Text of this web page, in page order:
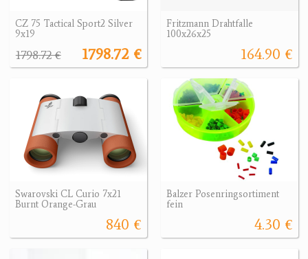
CZ 75 Tactical Sport2 Silver
9x19
1798.72 €
1798.72 €
Fritzmann Drahtfalle
100x26x25
164.90 €
Swarovski CL Curio 7x21
Burnt Orange-Grau
840 €
Balzer Posenringsortiment
fein
4.30 €